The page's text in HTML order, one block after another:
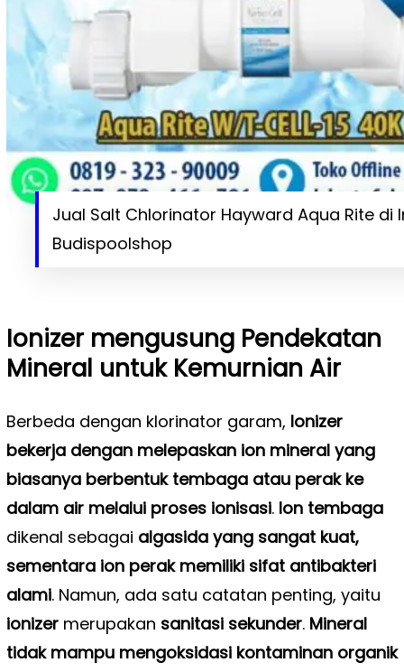
Jual Salt Chlorinator Hayward Aqua Rite di
Budispoolshop
Ionizer mengusung Pendekatan
Mineral untuk Kemurnian Air
Berbeda dengan klorinator garam, Ionizer
bekerja dengan melepaskan ion mineral yang
biasanya berbentuk tembaga atau perak ke
dalam air melalui proses ionisasi. Ion tembaga
dikenal sebagai algasida yang sangat kuat,
sementara ion perak memiliki sifat antibakteri
alami. Namun, ada satu catatan penting, yaitu
ionizer merupakan sanitasi sekunder. Mineral
tidak mampu mengoksidasi kontaminan organik